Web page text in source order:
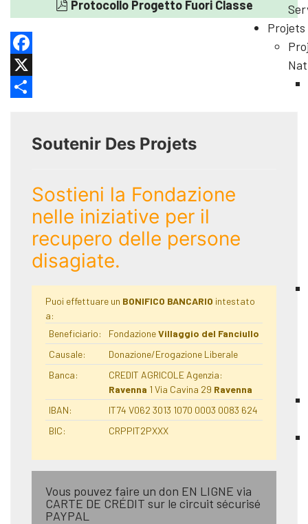
Projets
pdf
Protocollo Progetto Fuori Classe
Facebook
X
Soutenir Des Projets
Sostieni la Fondazione
nelle iniziative per il
recupero delle persone
disagiate.
Puoi effettuare un BONIFICO BANCARIO intestato
a:
Beneficiario:
FondazioneVillaggio del Fanciullo
Causale:
Donazione/Erogazione Liberale
Banca:
CREDIT AGRICOLE Agenzia:
Ravenna 1 Via Cavina 29 Ravenna
IBAN:
IT74 V062 3013 1070 0003 0083 624
BIC:
CRPPIT2PXXX
Vous pouvez faire un don EN LIGNE via
CARTE DE CRÉDIT sur le circuit sécurisé
PAYPAL